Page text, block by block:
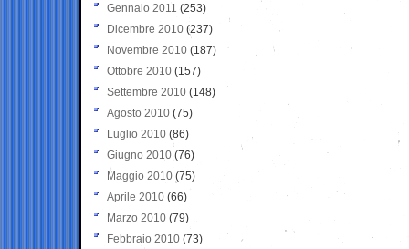
Gennaio 2011 (253)
Dicembre 2010 (237)
Novembre 2010 (187)
Ottobre 2010 (157)
Settembre 2010 (148)
Agosto 2010 (75)
Luglio 2010 (86)
Giugno 2010 (76)
Maggio 2010 (75)
Aprile 2010 (66)
Marzo 2010 (79)
Febbraio 2010 (73)